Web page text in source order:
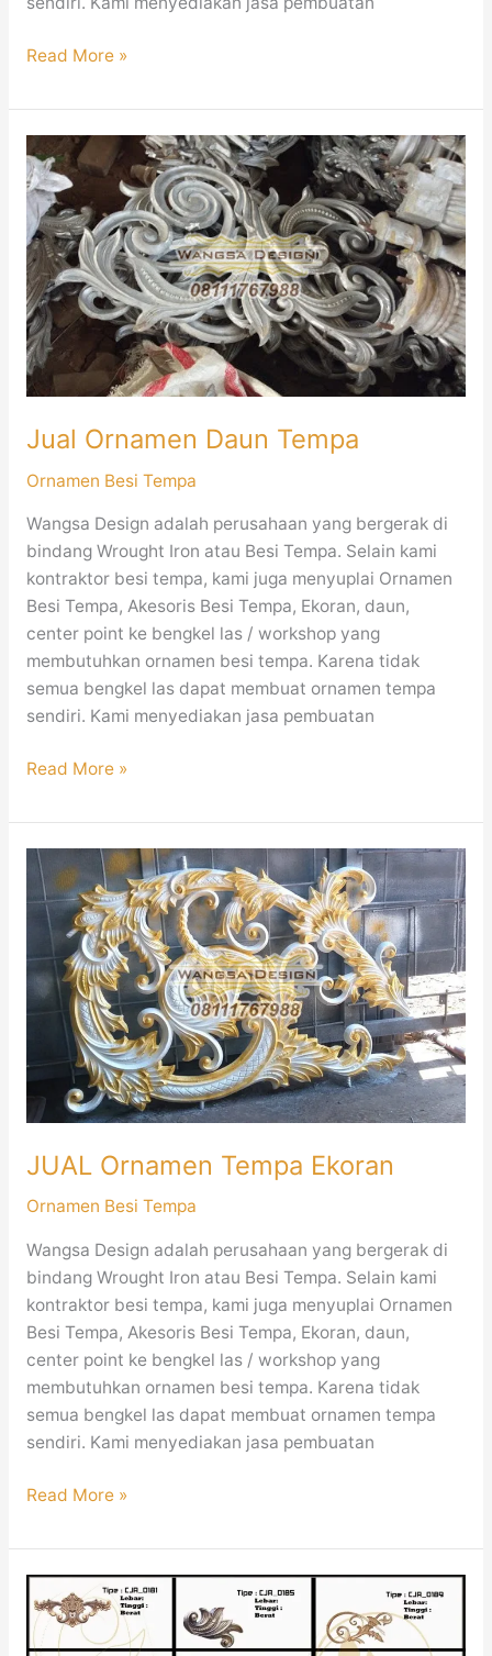
Read More »
Jual Ornamen Daun Tempa
Ornamen Besi Tempa
Wangsa Design adalah perusahaan yang bergerak di
bindang Wrought Iron atau Besi Tempa. Selain kami
kontraktor besi tempa, kami juga menyuplai Ornamen
Besi Tempa, Akesoris Besi Tempa, Ekoran, daun,
center point ke bengkel las / workshop yang
membutuhkan ornamen besi tempa. Karena tidak
semua bengkel las dapat membuat ornamen tempa
sendiri. Kami menyediakan jasa pembuatan
Jual
Ornamen
Daun
Tempa
Read More »
JUAL Ornamen Tempa Ekoran
Ornamen Besi Tempa
Wangsa Design adalah perusahaan yang bergerak di
bindang Wrought Iron atau Besi Tempa. Selain kami
kontraktor besi tempa, kami juga menyuplai Ornamen
Besi Tempa, Akesoris Besi Tempa, Ekoran, daun,
center point ke bengkel las / workshop yang
membutuhkan ornamen besi tempa. Karena tidak
semua bengkel las dapat membuat ornamen tempa
sendiri. Kami menyediakan jasa pembuatan
JUAL
Ornamen
Tempa
Ekoran
Read More »
Ukuran
Ornamen
dan